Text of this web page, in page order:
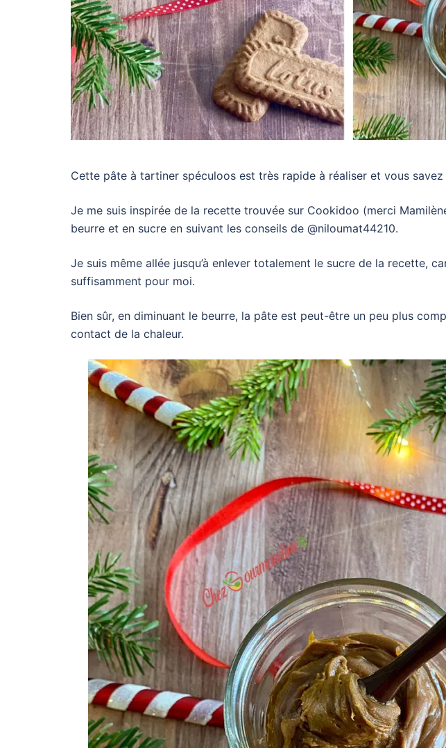
Cette pâte à tartiner spéculoos est très rapide à réaliser et vous
Je me suis inspirée de la recette trouvée sur Cookidoo (merci
beurre et en sucre en suivant les conseils de @niloumat44210.
Je suis même allée jusqu’à enlever totalement le sucre de la recette,
suffisamment pour moi.
Bien sûr, en diminuant le beurre, la pâte est peut-être un peu plus
contact de la chaleur.